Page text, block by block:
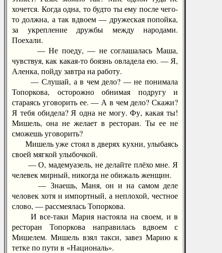
хочется. Когда одна, то будто ты ему после чего-
то должна, а так вдвоем — дружеская попойка,
за укрепление дружбы между народами.
Поехали.
— Не поеду, — не соглашалась Маша,
чувствуя, как какая-то боязнь овладела ею. — Я,
Аленка, пойду завтра на работу.
— Слушай, а в чем дело? — не понимала
Топоркова, осторожно обнимая подругу и
стараясь уговорить ее. — А в чем дело? Скажи?
Я тебя обидела? Я одна не могу. Фу, какая ты!
Мишель, она не желает в ресторан. Ты ее не
сможешь уговорить?
Мишель уже стоял в дверях кухни, улыбаясь
своей мягкой улыбочкой.
— О, мадемуазель, не делайте плёхо мне. Я
челевек мирный, никогда не обижаль женщин.
— Знаешь, Маня, он и на самом деле
человек хотя и импортный, а неплохой, честное
слово, — рассмеялась Топоркова.
И все-таки Мария настояла на своем, и в
ресторан Топоркова направилась вдвоем с
Мишелем. Мишель взял такси, завез Марию к
тетке по пути в «Националь».